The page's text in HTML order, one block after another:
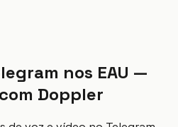
nos EAU —
Doppler